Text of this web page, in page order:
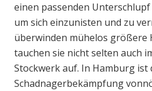
einen passenden
um sich einzunisten und zu
überwinden mühelos größere
tauchen sie nicht selten auch
Stockwerk auf. In Hamburg ist
Schadnagerbekämpfung